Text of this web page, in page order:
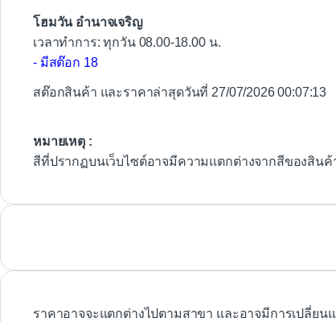
โฮมวัน อำนาจเจริญ
เวลาทำการ: ทุกวัน 08.00-18.00 น.
- มีสต๊อก 18
สต๊อกสินค้า และราคาล่าสุดวันที่ 27/07/2026 00:07:13
หมายเหตุ :
สีที่ปรากฏบนเว็บไซต์อาจมีความแตกต่างจากสีของสิน
ราคาอาจจะแตกต่างไปตามสาขา และอาจมีการเปลี่ยน